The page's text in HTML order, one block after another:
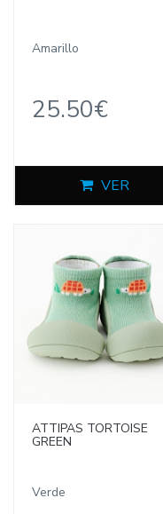
Amarillo
25.50€
VER
ATTIPAS TORTOISE
GREEN
Verde